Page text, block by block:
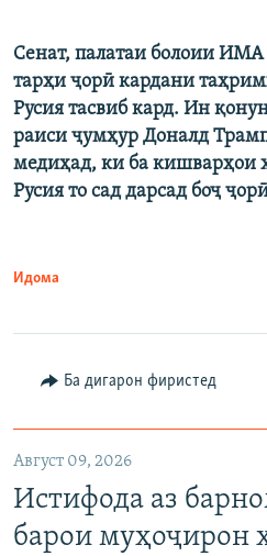
Сенат, палатаи болоии ИМА
тарҳи ҷорӣ кардани
Русия тасвиб кард. Ин
раиси ҷумҳур Доналд
медиҳад, ки ба кишварҳои
Русия то сад дарсад боҷ
Идома
Ба дигарон фиристед
Август 09, 2026
Истифода аз
барои муҳоҷирон